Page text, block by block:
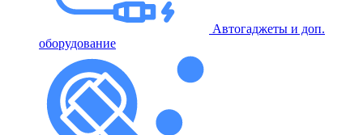
Автогаджеты и доп.
оборудование